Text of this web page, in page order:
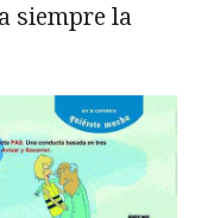
siempre la